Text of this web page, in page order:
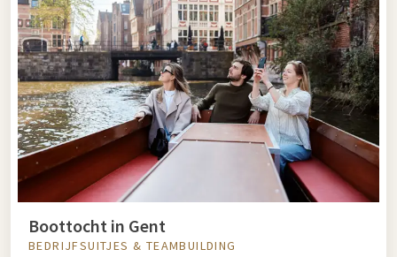
Boottocht in Gent
BEDRIJFSUITJES & TEAMBUILDING